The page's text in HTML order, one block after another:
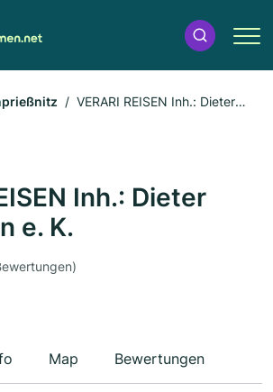
VERARI REISEN Inh.: Dieter
Inh.: Dieter
e. K.
Map Bewertungen